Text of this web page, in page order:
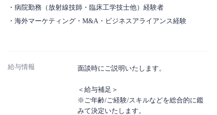
・病院勤務（放射線技師・臨床工学技士他）経験者
・海外マーケティング・M&A・ビジネスアライアンス経験
給与情報 面談時にご説明いたします。
＜給与補足＞
※ご年齢/ご経験/スキルなどを総合的に鑑
みて決定いたします。